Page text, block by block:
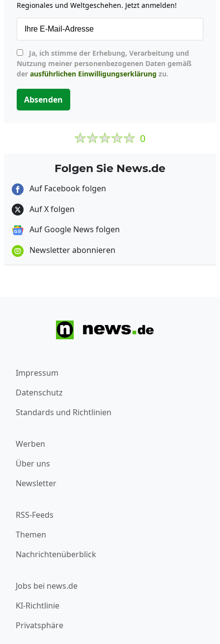
Regionales und Weltgeschehen. Jetzt anmelden!
Nutzung meiner personenbezogenen Daten gemäß
der ausführlichen Einwilligungserklärung zu.
Absenden
0
Folgen Sie News.de
Auf Facebook folgen
Auf X folgen
Auf Google News folgen
Newsletter abonnieren
Impressum
Datenschutz
Standards und Richtlinien
Werben
Über uns
Newsletter
RSS-Feeds
Themen
Nachrichtenüberblick
Jobs bei news.de
KI-Richtlinie
Privatsphäre